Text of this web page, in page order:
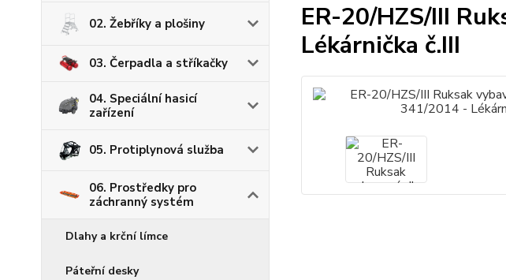
02. Žebříky a plošiny
03. Čerpadla a stříkačky
04. Speciální hasicí
zařízení
05. Protiplynová služba
06. Prostředky pro
záchranný systém
Dlahy a krční límce
Páteřní desky
ER-20/HZS/III
Lékárnička č.III